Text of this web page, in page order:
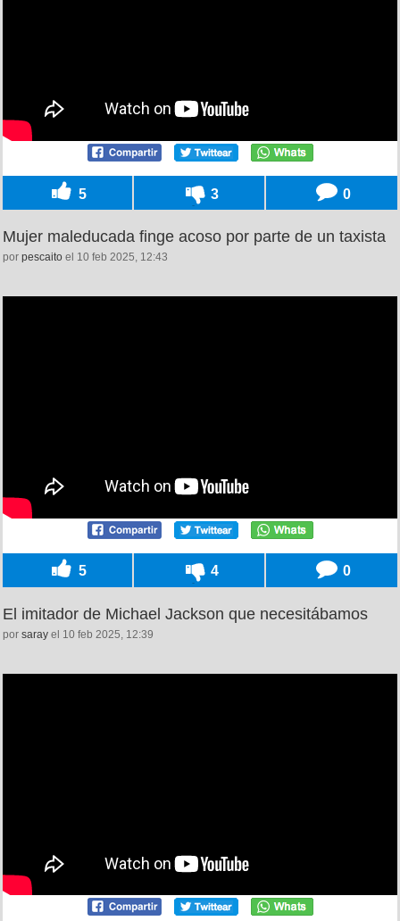
5 3 0
Mujer maleducada finge acoso por parte de un taxista
por pescaito el 10 feb 2025, 12:43
5 4 0
El imitador de Michael Jackson que necesitábamos
por saray el 10 feb 2025, 12:39